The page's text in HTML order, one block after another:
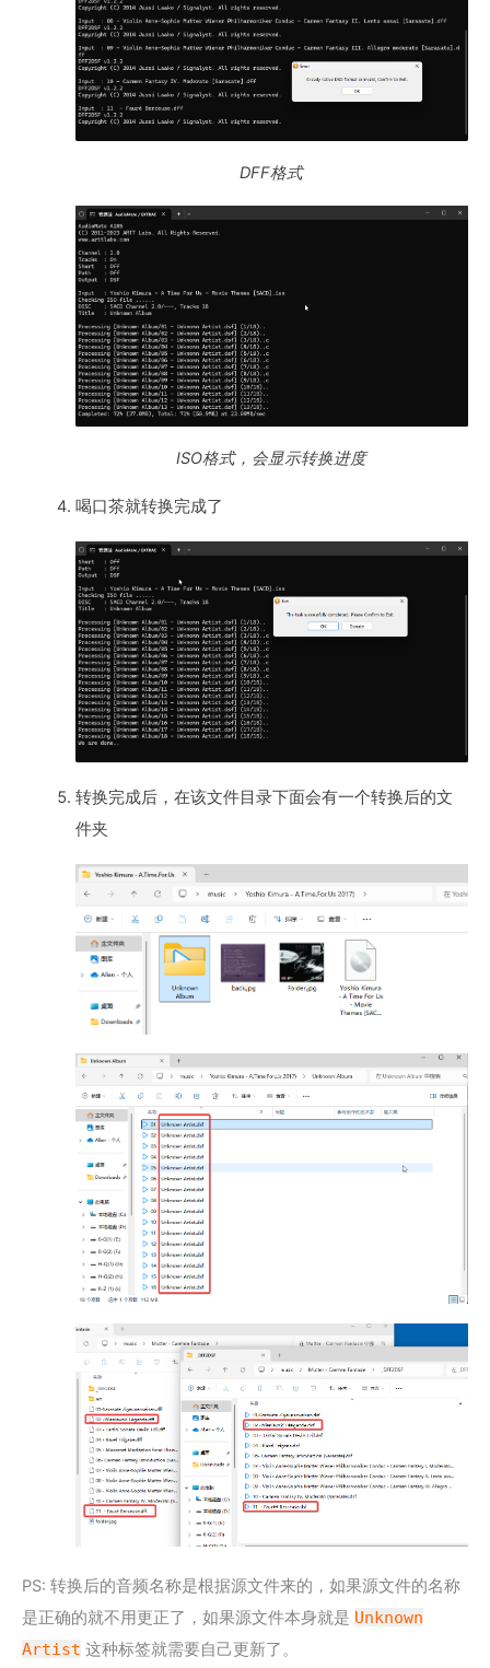
DFF格式
ISO格式，会显示转换进度
喝口茶就转换完成了
转换完成后，在该文件目录下面会有一个转换后的文
件夹
PS: 转换后的音频名称是根据源文件来的，如果源文件的名称
是正确的就不用更正了，如果源文件本身就是 Unknown
Artist 这种标签就需要自己更新了。